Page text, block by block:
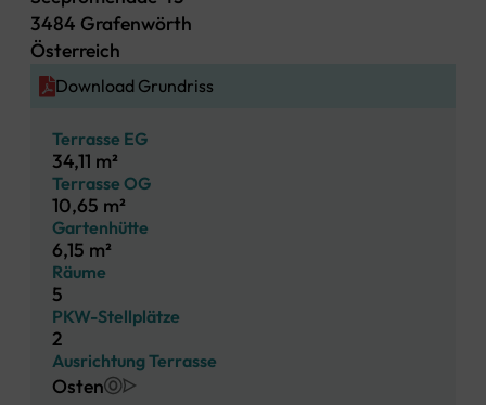
3484 Grafenwörth
Österreich
Download Grundriss
Terrasse EG
34,11 m²
Terrasse OG
10,65 m²
Gartenhütte
6,15 m²
Räume
5
PKW-Stellplätze
2
Ausrichtung Terrasse
Osten